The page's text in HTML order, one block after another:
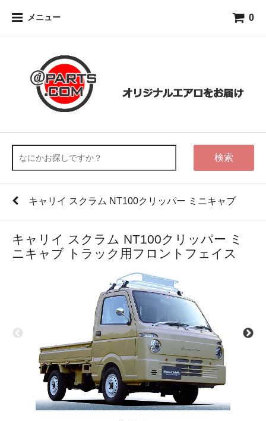
メニュー 0
検索
キャリイ スクラム NT100クリッパー ミニキャブ
キャリイ スクラム NT100クリッパー ミ
ニキャブ トラック用フロントフェイス